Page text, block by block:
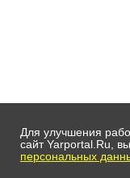
Для улучшения
сайт Yarportal.Ru,
персональных